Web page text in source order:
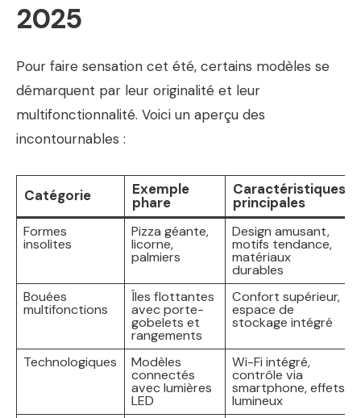
2025
Pour faire sensation cet été, certains modèles se
démarquent par leur originalité et leur
multifonctionnalité. Voici un aperçu des
incontournables :
Catégorie Exemple
phare
Caractéristiques
principales
Formes
insolites
Pizza géante,
licorne,
palmiers
Design amusant,
motifs tendance,
matériaux
durables
Bouées
multifonctions
Îles flottantes
avec porte-
gobelets et
rangements
Confort supérieur,
espace de
stockage intégré
Technologiques Modèles
connectés
avec lumières
LED
Wi-Fi intégré,
contrôle via
smartphone, effets
lumineux